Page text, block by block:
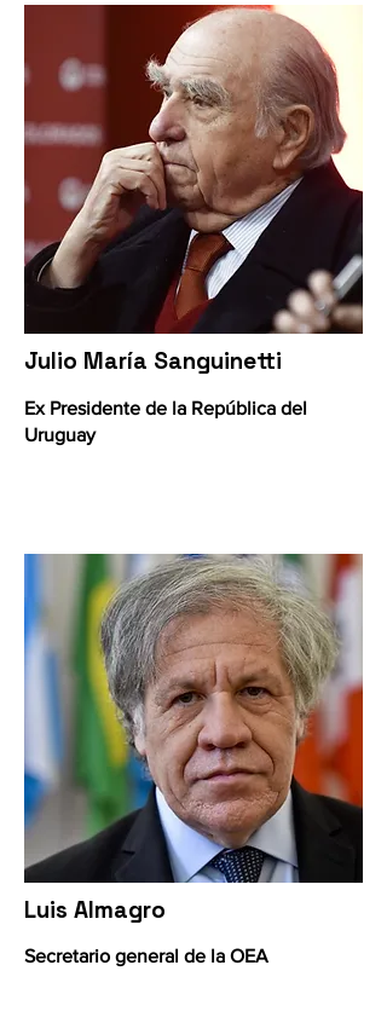
Julio María Sanguinetti
Ex Presidente de la República del
Uruguay
Luis Almagro
Secretario general de la OEA